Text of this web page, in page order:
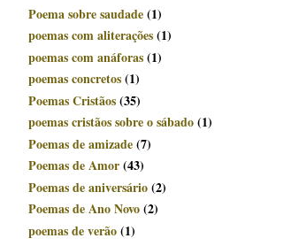
Poema sobre saudade(1)
poemas com aliterações(1)
poemas com anáforas(1)
poemas concretos(1)
Poemas Cristãos(35)
poemas cristãos sobre o sábado(1)
Poemas de amizade(7)
Poemas de Amor(43)
Poemas de aniversário(2)
Poemas de Ano Novo(2)
poemas de verão(1)